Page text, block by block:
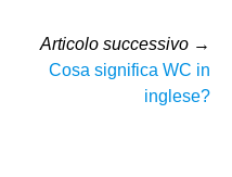
Articolo successivo →
Cosa significa WC in
inglese?